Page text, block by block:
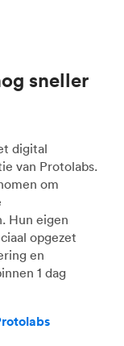
sneller
digital
van Protolabs.
om
Hun eigen
opgezet
en
1 dag